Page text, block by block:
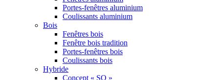
Portes-fenêtres aluminium
Coulissants aluminium
Bois
Fenêtres bois
Fenêtre bois tradition
Portes-fenêtres bois
Coulissants bois
Hybride
Concept « SO »